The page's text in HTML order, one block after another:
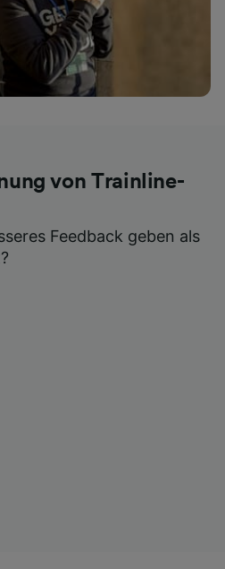
von Trainline-
Feedback geben als